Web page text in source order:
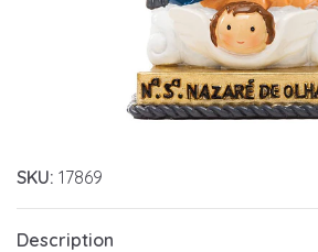
SKU: 17869
Description